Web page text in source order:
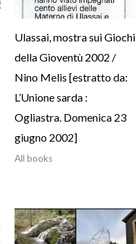
Ulassai, mostra sui Giochi
della Gioventù 2002 /
Nino Melis [estratto da:
L’Unione sarda :
Ogliastra. Domenica 23
giugno 2002]
All books